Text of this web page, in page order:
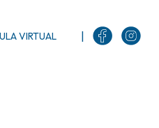
VIRTUAL |